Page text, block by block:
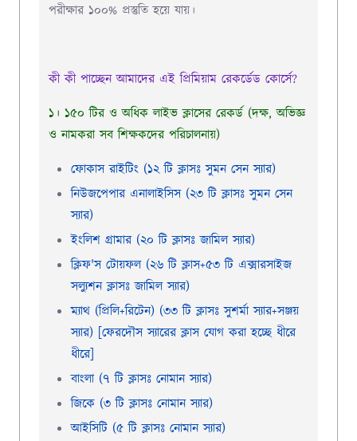
পরীক্ষার ১০০% প্রস্তুতিহয়ে যায়।
কী কী পাচ্ছেন আমাদের এই প্রিমিয়াম রেকর্ডেড কোর্সে?
১। ১৫০ টির ও অধিক লাইভ ক্লাসের রেকর্ড (দক্ষ, অভিজ্ঞ
ও নামকরা সব শিক্ষকদের পরিচালনায়)
ফোকাস রাইটিং (১২ টি ক্লাসঃ সুমন সেন স্যার)
নিউজপেপার এনালাইসিস (২৩ টি ক্লাসঃ সুমন সেন
স্যার)
ইংলিশ গ্রামার (২০ টি ক্লাসঃ জামিল স্যার)
ক্লিফ'স টোয়ফল (২৬ টি ক্লাস+৫৩ টি এক্সারসাইজ
সল্যুশন ক্লাসঃ জামিল স্যার)
ম্যাথ (প্রিলি+রিটেন) (৩৩ টি ক্লাসঃ সুশর্মা স্যার+সঞ্জয়
স্যার) [ফেরদৌস স্যারের ক্লাস যোগ করা হচ্ছে ধীরে
ধীরে]
বাংলা (৭ টি ক্লাসঃ নোমান স্যার)
জিকে (৩ টি ক্লাসঃ নোমান স্যার)
আইসিটি (৫ টি ক্লাসঃ নোমান স্যার)